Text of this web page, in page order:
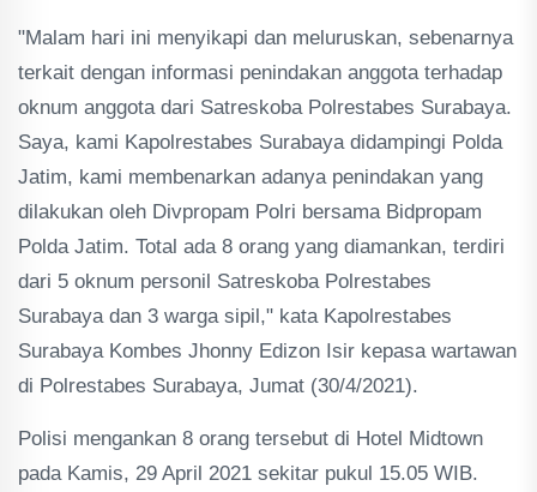
"Malam hari ini menyikapi dan meluruskan, sebenarnya
terkait dengan informasi penindakan anggota terhadap
oknum anggota dari Satreskoba Polrestabes Surabaya.
Saya, kami Kapolrestabes Surabaya didampingi Polda
Jatim, kami membenarkan adanya penindakan yang
dilakukan oleh Divpropam Polri bersama Bidpropam
Polda Jatim. Total ada 8 orang yang diamankan, terdiri
dari 5 oknum personil Satreskoba Polrestabes
Surabaya dan 3 warga sipil," kata Kapolrestabes
Surabaya Kombes Jhonny Edizon Isir kepasa wartawan
di Polrestabes Surabaya, Jumat (30/4/2021).
Polisi mengankan 8 orang tersebut di Hotel Midtown
pada Kamis, 29 April 2021 sekitar pukul 15.05 WIB.